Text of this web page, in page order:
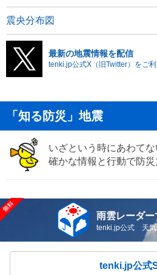
震央分布図
最新の地震情報を配信
tenki.jp公式X（旧Twitter）をご利
「知る防災」地震
いざという時にあわてな
確かな情報と行動で防
雨雲レーダー
tenki.jp公式 天気
tenki.jp公式